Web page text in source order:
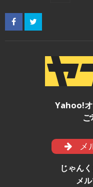
Yahoo!
メ
じゃん
メ